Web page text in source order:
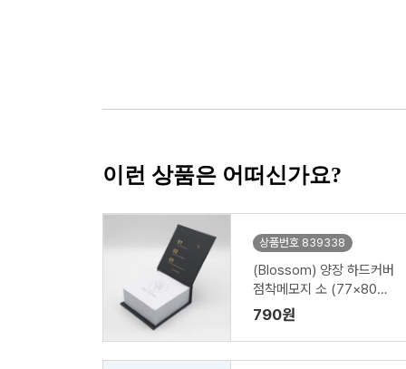
이런 상품은 어떠신가요?
상품번호 839338
(Blossom) 양장 하드커버
점착메모지 소 (77×80m
m) 1P
790원